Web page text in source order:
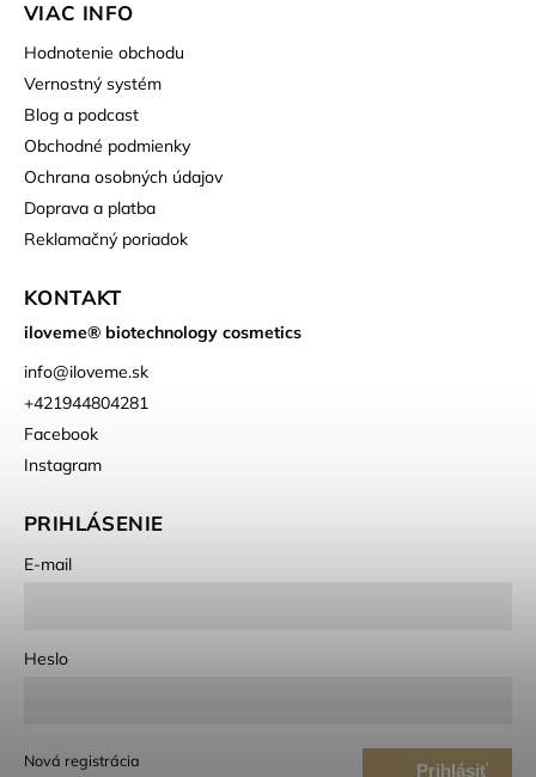
VIAC INFO
Hodnotenie obchodu
Vernostný systém
Blog a podcast
Obchodné podmienky
Ochrana osobných údajov
Doprava a platba
Reklamačný poriadok
KONTAKT
iloveme® biotechnology cosmetics
info@iloveme.sk
+421944804281
Facebook
Instagram
PRIHLÁSENIE
E-mail
Heslo
Prihlásiť
Nová registrácia